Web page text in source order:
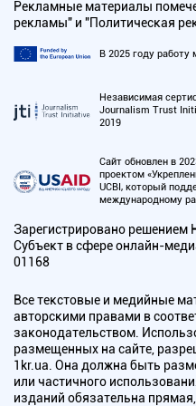
Рекламные материалы
рекламы" и "Политическая
В 2025 году
Независимая
Journalism Trust
2019
Сайт обновлен в
проектом
UCBI, который
международному
Зарегистрировано
Субъект в сфере онлайн-
01168
Все текстовые и медийные
авторскими правами в
законодательством.
размещенных на сайте,
1kr.ua. Она должна быть
или частичного
изданий обязательна